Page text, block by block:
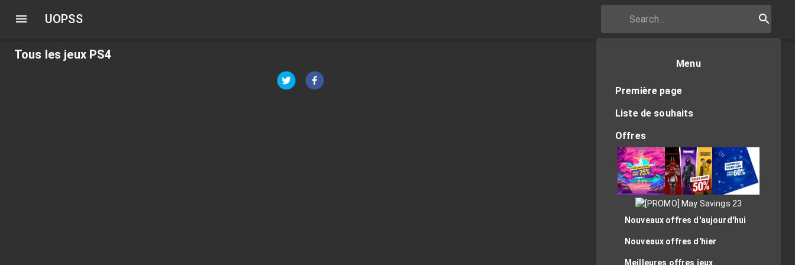
UOPSS
Tous les jeux PS4
Menu
Première page
Liste de souhaits
Offres
Nouveaux offres d'aujourd'hui
Nouveaux offres d'hier
Meilleures offres jeux